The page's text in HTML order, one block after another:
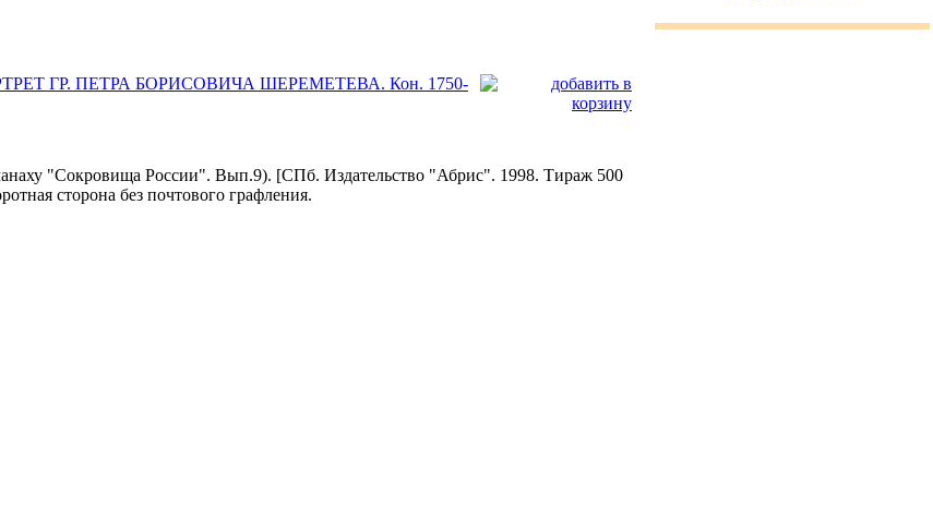
ГР. ПЕТРА БОРИСОВИЧА ШЕРЕМЕТЕВА. Кон. 1750-
"Сокровища России". Вып.9). [СПб. Издательство "Абрис". 1998. Тираж 500
сторона без почтового графления.